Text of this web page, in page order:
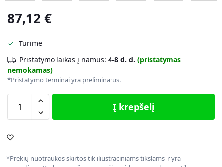
87,12 €
Turime
Pristatymo laikas į namus: 4-8 d. d. (pristatymas
nemokamas)
*Pristatymo terminai yra preliminarūs.
Į krepšelį
*Prekių nuotraukos skirtos tik iliustraciniams tikslams ir yra